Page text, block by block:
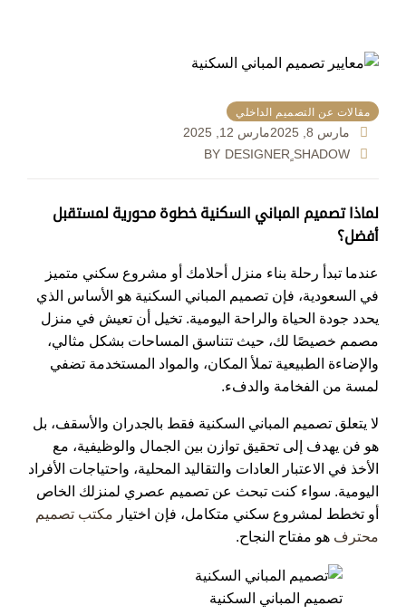
مقالات عن التصميم الداخلي
مارس 8, 2025
مارس 12, 2025
BY DESIGNER ٍSHADOW
لماذا تصميم المباني السكنية خطوة محورية لمستقبل
أفضل؟
عندما تبدأ رحلة بناء منزل أحلامك أو مشروع سكني متميز
في السعودية، فإن تصميم المباني السكنية هو الأساس الذي
يحدد جودة الحياة والراحة اليومية. تخيل أن تعيش في منزل
مصمم خصيصًا لك، حيث تتناسق المساحات بشكل مثالي،
والإضاءة الطبيعية تملأ المكان، والمواد المستخدمة تضفي
لمسة من الفخامة والدفء.
لا يتعلق تصميم المباني السكنية فقط بالجدران والأسقف، بل
هو فن يهدف إلى تحقيق توازن بين الجمال والوظيفية، مع
الأخذ في الاعتبار العادات والتقاليد المحلية، واحتياجات الأفراد
اليومية. سواء كنت تبحث عن تصميم عصري لمنزلك الخاص
أو تخطط لمشروع سكني متكامل، فإن اختيار مكتب تصميم
محترف هو مفتاح النجاح.
تصميم المباني السكنية